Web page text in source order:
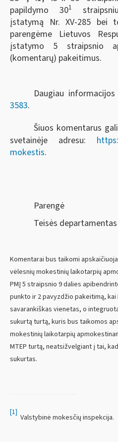
papildymo 301
įstatymą Nr. XV-285 bei
parengėme Lietuvos
įstatymo 5 straipsnio
(komentarų) pakeitimus.
Daugiau
3583.
Šiuos komentarus
svetainėje adresu:
mokestis.
Parengė
Teisės departamentas
Komentarai bus taikomi
vėlesnių mokestinių laikotarpių
PMĮ 5 straipsnio 9 dalies
punkto ir 2 pavyzdžio pakeitimą,
savarankiškas vienetas, o
sukurtą turtą, kuris bus taikomos
mokestinių laikotarpių
MTEP turtą, neatsižvelgiant į tai,
sukurtas.
[1]
Valstybinė mokesčių inspekcija.